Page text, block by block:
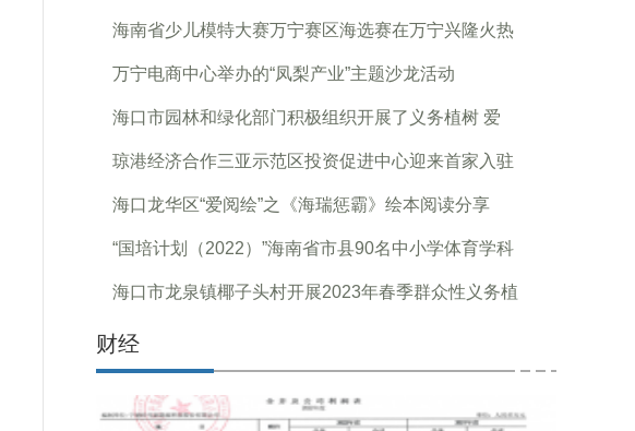
海南省少儿模特大赛万宁赛区海选赛在万宁兴隆火热
万宁电商中心举办的“凤梨产业”主题沙龙活动
海口市园林和绿化部门积极组织开展了义务植树 爱
琼港经济合作三亚示范区投资促进中心迎来首家入驻
海口龙华区“爱阅绘”之《海瑞惩霸》绘本阅读分享
“国培计划（2022）”海南省市县90名中小学体育学科
海口市龙泉镇椰子头村开展2023年春季群众性义务植
财经